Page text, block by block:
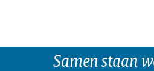
Samen staan